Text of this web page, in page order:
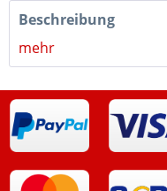
Beschreibung
mehr